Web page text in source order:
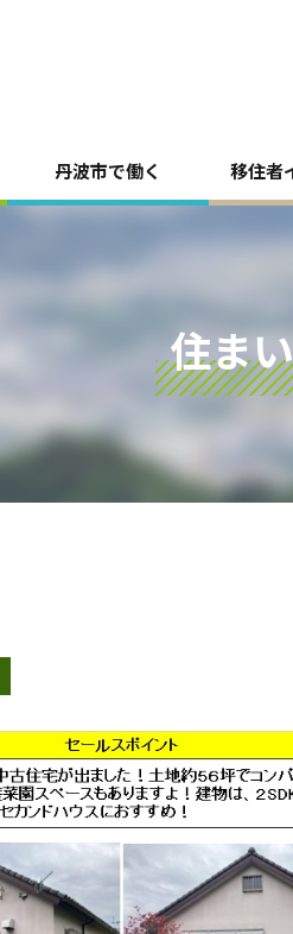
丹波市で働く 移住者
住ま